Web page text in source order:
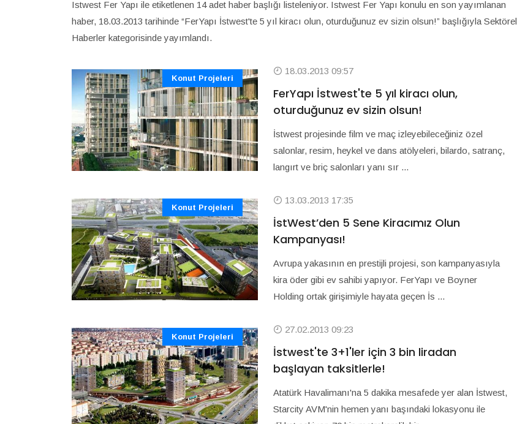
Istwest Fer Yapı ile etiketlenen 14 adet haber başlığı listeleniyor. Istwest Fer Yapı konulu en son yayımlanan
haber, 18.03.2013 tarihinde “FerYapı İstwest'te 5 yıl kiracı olun, oturduğunuz ev sizin olsun!” başlığıyla Sektörel
Haberler kategorisinde yayımlandı.
Konut Projeleri
18.03.2013 09:57
FerYapı İstwest'te 5 yıl kiracı olun,
oturduğunuz ev sizin olsun!
İstwest projesinde film ve maç izleyebileceğiniz özel
salonlar, resim, heykel ve dans atölyeleri, bilardo, satranç,
langırt ve briç salonları yanı sır ...
Konut Projeleri
13.03.2013 17:35
İstWest’den 5 Sene Kiracımız Olun
Kampanyası!
Avrupa yakasının en prestijli projesi, son kampanyasıyla
kira öder gibi ev sahibi yapıyor. FerYapı ve Boyner
Holding ortak girişimiyle hayata geçen İs ...
Konut Projeleri
27.02.2013 09:23
İstwest'te 3+1'ler için 3 bin liradan
başlayan taksitlerle!
Atatürk Havalimanı'na 5 dakika mesafede yer alan İstwest,
Starcity AVM'nin hemen yanı başındaki lokasyonu ile